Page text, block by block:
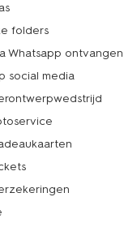
folders
Whatsapp ontvangen
social media